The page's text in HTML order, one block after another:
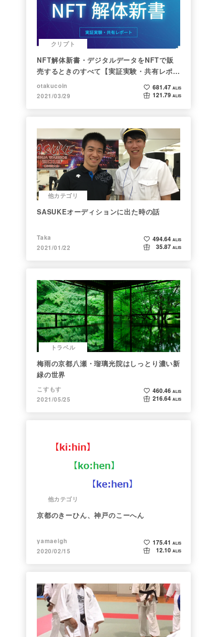
クリプト
NFT解体新書・デジタルデータをNFTで販
売するときのすべて【実証実験・共有レポー
ト】
otakucoin
2021/03/29
681.47 ALIS
121.79 ALIS
他カテゴリ
SASUKEオーディションに出た時の話
Taka
2021/01/22
494.64 ALIS
35.87 ALIS
トラベル
梅雨の京都八瀬・瑠璃光院はしっとり濃い新
緑の世界
こすもす
2021/05/25
460.46 ALIS
216.64 ALIS
他カテゴリ
京都のきーひん、神戸のこーへん
yamaeigh
2020/02/15
175.41 ALIS
12.10 ALIS